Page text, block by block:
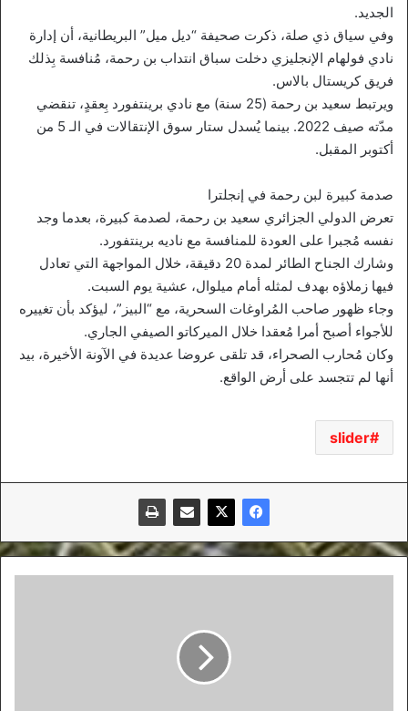
الجديد.
وفي سياق ذي صلة، ذكرت صحيفة “ديل ميل” البريطانية، أن إدارة
نادي فولهام الإنجليزي دخلت سباق انتداب بن رحمة، مُنافسة بِذلك
فريق كريستال بالاس.
ويرتبط سعيد بن رحمة (25 سنة) مع نادي برينتفورد بِعقدٍ، تنقضي
مدّته صيف 2022. بينما يُسدل ستار سوق الإنتقالات في الـ 5 من
أكتوبر المقبل.
صدمة كبيرة لبن رحمة في إنجلترا
تعرض الدولي الجزائري سعيد بن رحمة، لصدمة كبيرة، بعدما وجد
نفسه مُجبرا على العودة للمنافسة مع ناديه برينتفورد.
وشارك الجناح الطائر لمدة 20 دقيقة، خلال المواجهة التي تعادل
فيها زملاؤه بهدف لمثله أمام ميلوال، عشية يوم السبت.
وجاء ظهور صاحب المُراوغات السحرية، مع “البيز”، ليؤكد بأن تغييره
للأجواء أصبح أمرا مُعقدا خلال الميركاتو الصيفي الجاري.
وكان مُحارب الصحراء، قد تلقى عروضا عديدة في الآونة الأخيرة، بيد
أنها لم تتجسد على أرض الواقع.
slider